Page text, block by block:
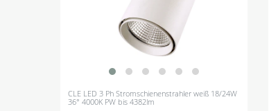
CLE LED 3 Ph Stromschienenstrahler weiß 18/24W
36° 4000K PW bis 4382lm